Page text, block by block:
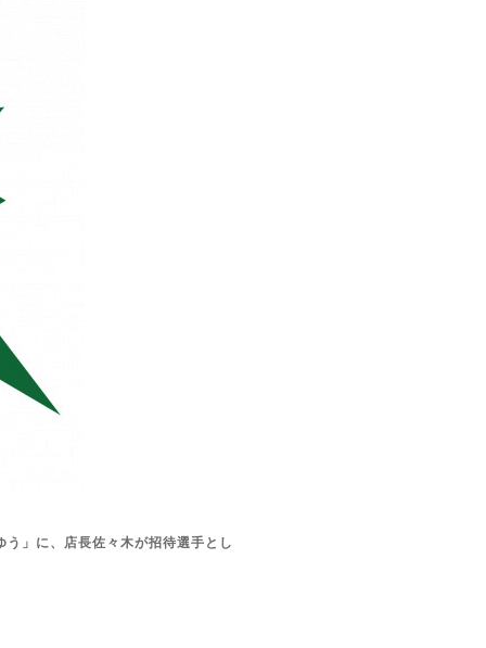
」に、店長佐々木が招待選手とし